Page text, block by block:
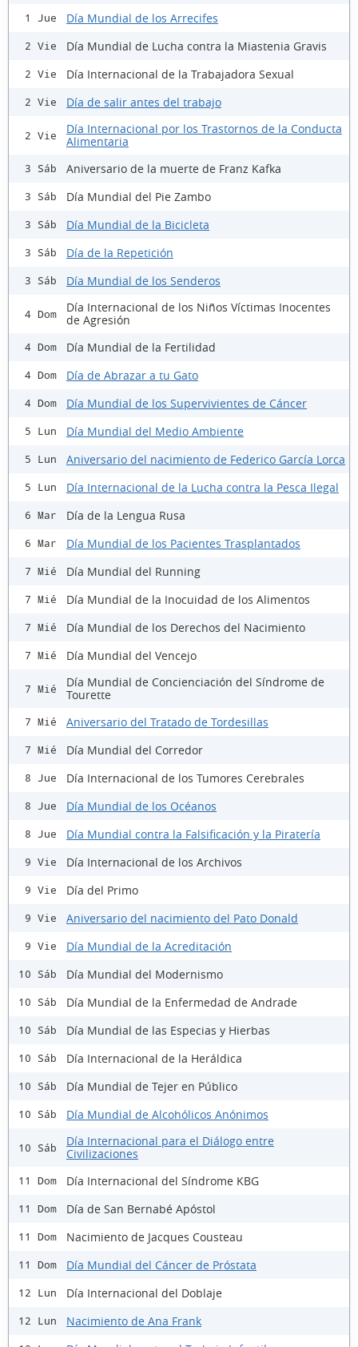
1 Jue Día Mundial de los Arrecifes
2 Vie Día Mundial de Lucha contra la Miastenia Gravis
2 Vie Día Internacional de la Trabajadora Sexual
2 Vie Día de salir antes del trabajo
2 Vie
Día Internacional por los Trastornos de la Conducta
Alimentaria
3 Sáb Aniversario de la muerte de Franz Kafka
3 Sáb Día Mundial del Pie Zambo
3 Sáb Día Mundial de la Bicicleta
3 Sáb Día de la Repetición
3 Sáb Día Mundial de los Senderos
4 Dom
Día Internacional de los Niños Víctimas Inocentes
de Agresión
4 Dom Día Mundial de la Fertilidad
4 Dom Día de Abrazar a tu Gato
4 Dom Día Mundial de los Supervivientes de Cáncer
5 Lun Día Mundial del Medio Ambiente
5 Lun Aniversario del nacimiento de Federico García Lorca
5 Lun Día Internacional de la Lucha contra la Pesca Ilegal
6 Mar Día de la Lengua Rusa
6 Mar Día Mundial de los Pacientes Trasplantados
7 Mié Día Mundial del Running
7 Mié Día Mundial de la Inocuidad de los Alimentos
7 Mié Día Mundial de los Derechos del Nacimiento
7 Mié Día Mundial del Vencejo
7 Mié
Día Mundial de Concienciación del Síndrome de
Tourette
7 Mié Aniversario del Tratado de Tordesillas
7 Mié Día Mundial del Corredor
8 Jue Día Internacional de los Tumores Cerebrales
8 Jue Día Mundial de los Océanos
8 Jue Día Mundial contra la Falsificación y la Piratería
9 Vie Día Internacional de los Archivos
9 Vie Día del Primo
9 Vie Aniversario del nacimiento del Pato Donald
9 Vie Día Mundial de la Acreditación
10 Sáb Día Mundial del Modernismo
10 Sáb Día Mundial de la Enfermedad de Andrade
10 Sáb Día Mundial de las Especias y Hierbas
10 Sáb Día Internacional de la Heráldica
10 Sáb Día Mundial de Tejer en Público
10 Sáb Día Mundial de Alcohólicos Anónimos
10 Sáb
Día Internacional para el Diálogo entre
Civilizaciones
11 Dom Día Internacional del Síndrome KBG
11 Dom Día de San Bernabé Apóstol
11 Dom Nacimiento de Jacques Cousteau
11 Dom Día Mundial del Cáncer de Próstata
12 Lun Día Internacional del Doblaje
12 Lun Nacimiento de Ana Frank